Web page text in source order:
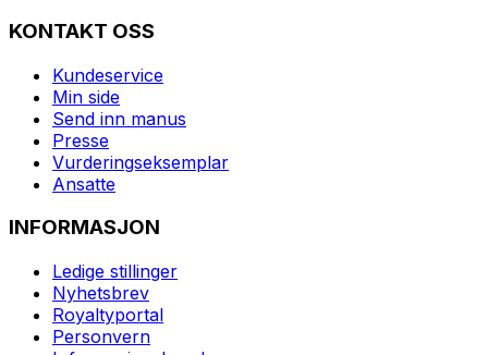
KONTAKT OSS
Kundeservice
Min side
Send inn manus
Presse
Vurderingseksemplar
Ansatte
INFORMASJON
Ledige stillinger
Nyhetsbrev
Royaltyportal
Personvern